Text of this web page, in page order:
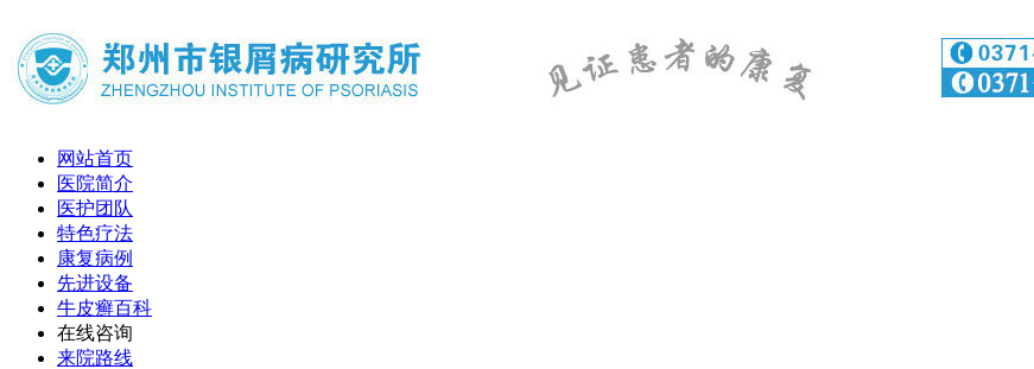
网站首页
医院简介
医护团队
特色疗法
康复病例
先进设备
牛皮癣百科
在线咨询
来院路线